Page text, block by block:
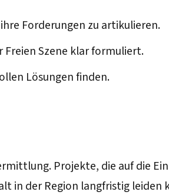
Forderungen zu artikulieren.
Freien Szene klar formuliert.
Lösungen finden.
Projekte, die auf die
in der Region langfristig leiden